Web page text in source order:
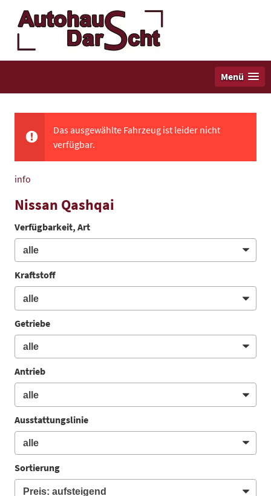
Menü
Das ausgewählte Fahrzeug ist leider nicht
verfügbar.
info
Nissan Qashqai
Verfügbarkeit, Art
Kraftstoff
Getriebe
Antrieb
Ausstattungslinie
Sortierung